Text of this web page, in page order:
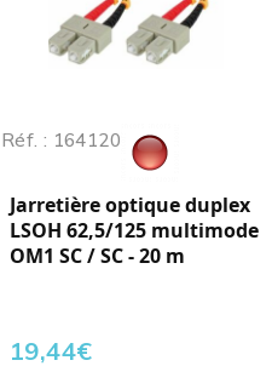
Réf. : 164120
Jarretière optique duplex
LSOH 62,5/125 multimode
OM1 SC / SC - 20 m
19,44€